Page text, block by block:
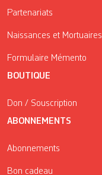
Partenariats
Naissances et Mortuaires
Formulaire Mémento
BOUTIQUE
Don / Souscription
ABONNEMENTS
Abonnements
Bon cadeau